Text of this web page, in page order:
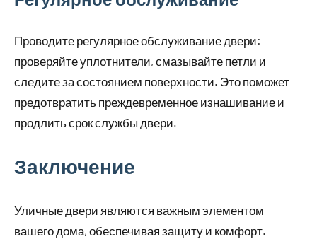
Проводите регулярное обслуживание двери:
проверяйте уплотнители, смазывайте петли и
следите за состоянием поверхности. Это поможет
предотвратить преждевременное изнашивание и
продлить срок службы двери.
Заключение
Уличные двери являются важным элементом
вашего дома, обеспечивая защиту и комфорт.